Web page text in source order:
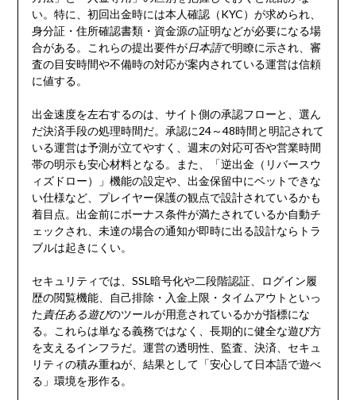
い。特に、初回出金時には本人確認（KYC）が求められ、
身分証・住所確認書類・資金源の証明などが必要になる場
合がある。これらの提出要件が日本語で明瞭に示され、審
査の目安時間や不備時の対応が案内されている運営は信頼
に値する。
出金速度を左右するのは、サイト側の承認フローと、選ん
だ決済手段の処理時間だ。承認に24～48時間と明記されて
いる運営は予測が立てやすく、週末の対応可否や営業時間
帯の明示も安心材料となる。また、「逆出金（リバースウ
ィズドロー）」機能の設定や、出金保留中にベットできな
い仕様など、プレイヤー保護の観点で設計されているかも
着目点。出金前にボーナス条件が満たされているか自動チ
ェックされ、未達の場合の通知が即時に出る設計ならトラ
ブルは起きにくい。
セキュリティでは、SSL暗号化や二段階認証、ログイン履
歴の閲覧機能、自己排除・入金上限・タイムアウトといっ
た責任ある遊びのツールが用意されているかが指標にな
る。これらは単なる義務ではなく、長期的に健全な遊び方
を支えるインフラだ。運営の透明性、監査、決済、セキュ
リティの積み重ねが、結果として「安心して日本語で遊べ
る」環境を形作る。